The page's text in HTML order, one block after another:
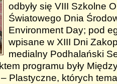
odbyły się VIII Szkolne
Światowego Dnia
Environment Day; pod
wpisane w XIII Dni
medialny Podhalański
programu były
Plastyczne, których